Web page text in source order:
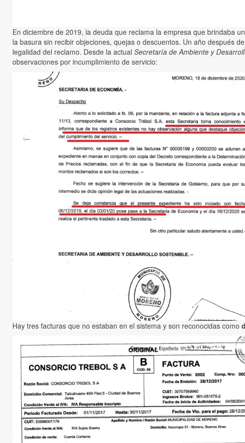
En diciembre de 2019, la deuda que reclama la empresa que brindaba
la basura sin recibir objeciones, quejas o descuentos. Un año después
legalidad del reclamo. Desde la actual Secretaría de Ambiente y
observaciones por incumplimiento de servicio:
Hay tres facturas que no estaban en el sistema y son reconocidas como